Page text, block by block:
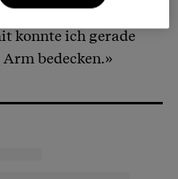
Grösse eines
konnte ich gerade
bedecken.»